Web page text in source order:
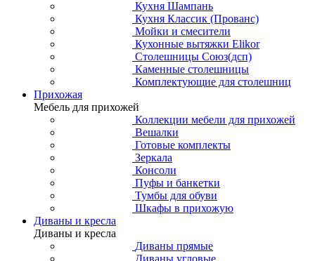
Кухня Шампань
Кухня Классик (Прованс)
Мойки и смесители
Кухонные вытяжки Elikor
Столешницы Союз(дсп)
Каменные столешницы
Комплектующие для столешниц
Прихожая
Мебель для прихожей
Коллекции мебели для прихожей
Вешалки
Готовые комплекты
Зеркала
Консоли
Пуфы и банкетки
Тумбы для обуви
Шкафы в прихожую
Диваны и кресла
Диваны и кресла
Диваны прямые
Диваны угловые